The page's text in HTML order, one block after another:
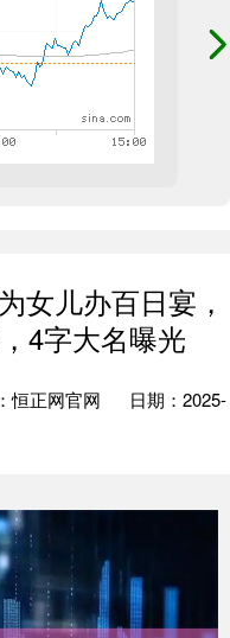
女儿办百日宴，
4字大名曝光
恒正网官网
日期：2025-